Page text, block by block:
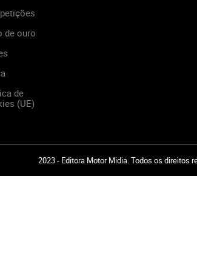
de ouro
de
(UE)
2023 - Editora Motor Midia. Todos os direitos